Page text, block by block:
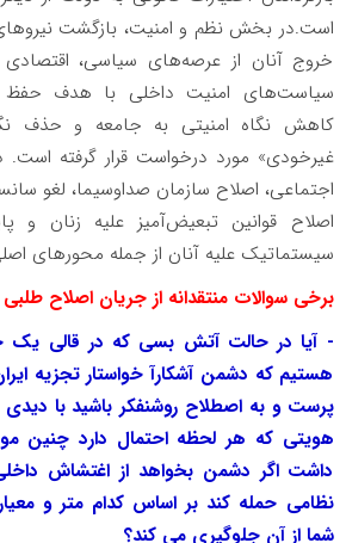
است.در بخش نظم و امنیت، بازگشت
خروج آنان از عرصه‌های سیاسی، اقتصادی
سیاست‌های امنیت داخلی با هدف حفظ
کاهش نگاه امنیتی به جامعه و حذف
غیرخودی» مورد درخواست قرار گرفته
اجتماعی، اصلاح سازمان صداوسیما، لغو
اصلاح قوانین تبعیض‌آمیز علیه زنان و
سیستماتیک علیه آنان از جمله محورهای
برخی سوالات منتقدانه از جریان اصلاح طلبی
- آیا در حالت آتش بسی که در قالی
هستیم که دشمن آشکارآ خواستار تجزیه
پرست و به اصطلاح روشنفکر باشید با دیدی
هویتی که هر لحظه احتمال دارد چنین
داشت اگر دشمن بخواهد از اغتشاش
نظامی حمله کند بر اساس کدام متر و
شما از آن جلوگیری می کند؟